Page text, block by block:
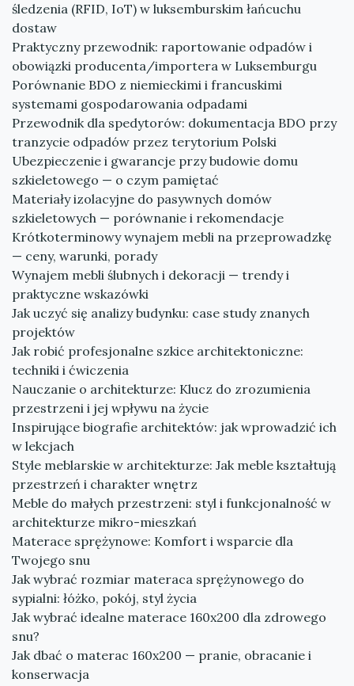
śledzenia (RFID, IoT) w luksemburskim łańcuchu
dostaw
Praktyczny przewodnik: raportowanie odpadów i
obowiązki producenta/importera w Luksemburgu
Porównanie BDO z niemieckimi i francuskimi
systemami gospodarowania odpadami
Przewodnik dla spedytorów: dokumentacja BDO przy
tranzycie odpadów przez terytorium Polski
Ubezpieczenie i gwarancje przy budowie domu
szkieletowego — o czym pamiętać
Materiały izolacyjne do pasywnych domów
szkieletowych — porównanie i rekomendacje
Krótkoterminowy wynajem mebli na przeprowadzkę
— ceny, warunki, porady
Wynajem mebli ślubnych i dekoracji — trendy i
praktyczne wskazówki
Jak uczyć się analizy budynku: case study znanych
projektów
Jak robić profesjonalne szkice architektoniczne:
techniki i ćwiczenia
Nauczanie o architekturze: Klucz do zrozumienia
przestrzeni i jej wpływu na życie
Inspirujące biografie architektów: jak wprowadzić ich
w lekcjach
Style meblarskie w architekturze: Jak meble kształtują
przestrzeń i charakter wnętrz
Meble do małych przestrzeni: styl i funkcjonalność w
architekturze mikro-mieszkań
Materace sprężynowe: Komfort i wsparcie dla
Twojego snu
Jak wybrać rozmiar materaca sprężynowego do
sypialni: łóżko, pokój, styl życia
Jak wybrać idealne materace 160x200 dla zdrowego
snu?
Jak dbać o materac 160x200 — pranie, obracanie i
konserwacja